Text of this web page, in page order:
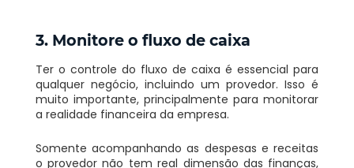
3. Monitore o fluxo de caixa
Ter o controle do fluxo de caixa é essencial para
qualquer negócio, incluindo um provedor. Isso é
muito importante, principalmente para monitorar
a realidade financeira da empresa.
Somente acompanhando as despesas e receitas
o provedor não tem real dimensão das finanças,